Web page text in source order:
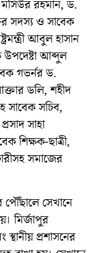
মসিউর রহমান, ড.
সদস্য ও সাবেক
আবুল হাসান
উপদেষ্টা আব্দুল
গভর্নর ড.
ডলি, শহীদ
সাবেক সচিব,
সাহা
শিক্ষক-ছাত্রী,
সমাজের
পৌঁছালে সেখানে
মির্জাপুর
প্রশাসনের